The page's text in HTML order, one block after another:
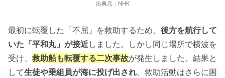
出典元：NHK
最初に転覆した「不屈」を救助するため、 後方を航行して
いた「平和丸」が接近しました。しかし同じ場所で横波を
受け、救助船も転覆する二次事故が発生しました。結果と
して生徒や乗組員が海に投げ出され、救助活動はさらに困